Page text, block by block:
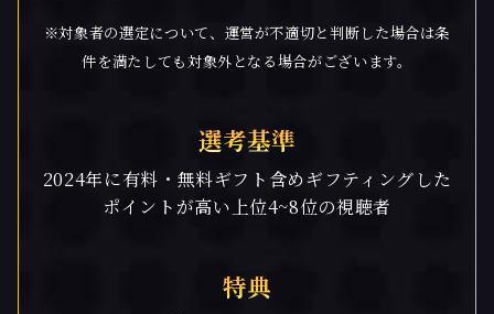
※対象者の選定について、運営が不適切と判断した場合は条
件を満たしても対象外となる場合がございます。
選考基準
2024年に有料・無料ギフト含めギフティングした
ポイントが高い上位4~8位の視聴者
特典